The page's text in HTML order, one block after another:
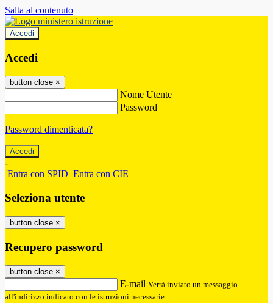
Salta al contenuto
Accedi
Accedi
button close ×
Nome Utente
Password
Password dimenticata?
-
Entra con SPID Entra con CIE
Seleziona utente
button close ×
Recupero password
button close ×
E-mail Verrà inviato un messaggio
all'indirizzo indicato con le istruzioni necessarie.